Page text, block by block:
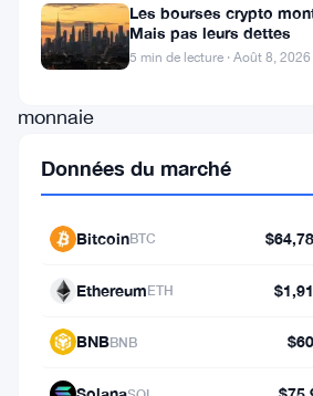
affectant
particulièrement
monnaie
partagé
deux
critiques
Les bourses crypto
Mais pas leurs dettes
5 min de lecture · Août 8, 2026
Données du marché
BitcoinBTC
EthereumETH
BNBBNB